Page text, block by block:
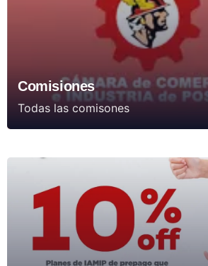
Comisiones
Todas las comisones